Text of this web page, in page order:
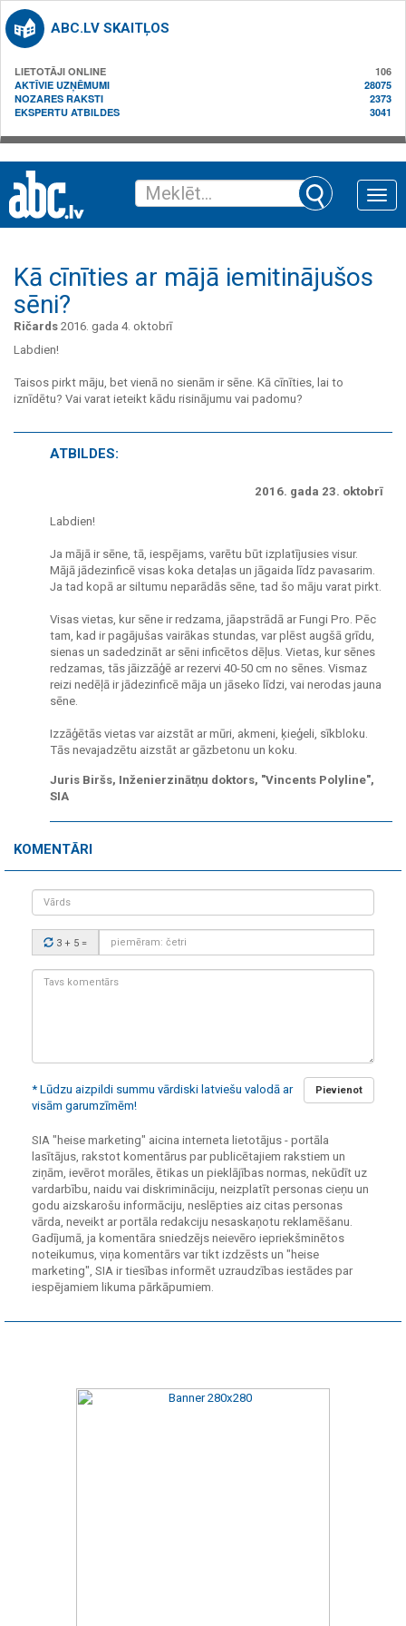
ABC.LV SKAITĻOS
LIETOTĀJI ONLINE
106
AKTĪVIE UZŅĒMUMI
28075
NOZARES RAKSTI
2373
EKSPERTU ATBILDES
3041
Toggle
Kā cīnīties ar mājā iemitinājušos
sēni?
Ričards 2016. gada 4. oktobrī
Labdien!
Taisos pirkt māju, bet vienā no sienām ir sēne. Kā cīnīties, lai to
iznīdētu? Vai varat ieteikt kādu risinājumu vai padomu?
ATBILDES:
2016. gada 23. oktobrī
Labdien!
Ja mājā ir sēne, tā, iespējams, varētu būt izplatījusies visur.
Mājā jādezinficē visas koka detaļas un jāgaida līdz pavasarim.
Ja tad kopā ar siltumu neparādās sēne, tad šo māju varat pirkt.
Visas vietas, kur sēne ir redzama, jāapstrādā ar Fungi Pro. Pēc
tam, kad ir pagājušas vairākas stundas, var plēst augšā grīdu,
sienas un sadedzināt ar sēni inficētos dēļus. Vietas, kur sēnes
redzamas, tās jāizzāģē ar rezervi 40-50 cm no sēnes. Vismaz
reizi nedēļā ir jādezinficē māja un jāseko līdzi, vai nerodas jauna
sēne.
Izzāģētās vietas var aizstāt ar mūri, akmeni, ķieģeli, sīkbloku.
Tās nevajadzētu aizstāt ar gāzbetonu un koku.
Juris Biršs, Inženierzinātņu doktors, "Vincents Polyline",
SIA
KOMENTĀRI
Vārds
Drošības
kods:
3 + 5 =
Tavs
Pievienot
* Lūdzu aizpildi summu vārdiski latviešu valodā ar
visām garumzīmēm!
SIA "heise marketing" aicina interneta lietotājus - portāla
lasītājus, rakstot komentārus par publicētajiem rakstiem un
ziņām, ievērot morāles, ētikas un pieklājības normas, nekūdīt uz
vardarbību, naidu vai diskrimināciju, neizplatīt personas cieņu un
godu aizskarošu informāciju, neslēpties aiz citas personas
vārda, neveikt ar portāla redakciju nesaskaņotu reklamēšanu.
Gadījumā, ja komentāra sniedzējs neievēro iepriekšminētos
noteikumus, viņa komentārs var tikt izdzēsts un "heise
marketing", SIA ir tiesības informēt uzraudzības iestādes par
iespējamiem likuma pārkāpumiem.